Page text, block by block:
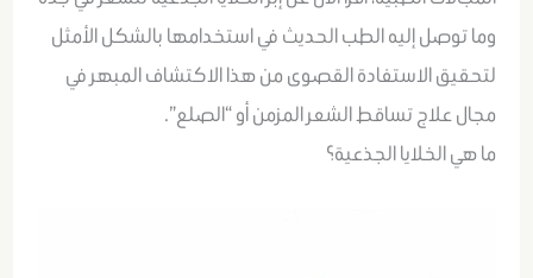
وما توصل إليه الطب الحديث في استخدامها بالشكل الأمثل
لتحقيق الاستفادة القصوى من هذا الاكتشاف المبهر في
مجال علاج تساقط الشعر المزمن أو “الصلع”.
ما هي الخلايا الجذعية؟